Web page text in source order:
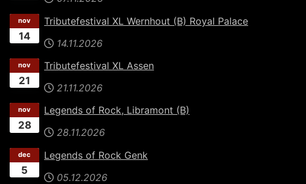
14
nov
Tributefestival XL Wernhout (B) Royal Palace
14.11.2026
21
nov
Tributefestival XL Assen
21.11.2026
28
nov
Legends of Rock, Libramont (B)
28.11.2026
5
dec
Legends of Rock Genk
05.12.2026